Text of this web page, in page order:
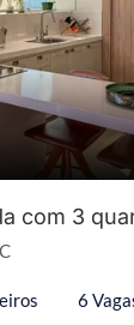
com 3
6